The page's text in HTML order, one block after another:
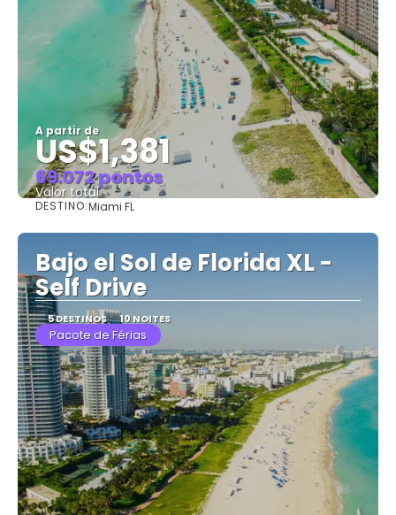
A partir de
US$1,381
69.072 pontos
Valor total
DESTINO:Miami FL
Bajo el Sol de Florida XL -
Self Drive
5 DESTINOS 10 NOITES
Pacote de Férias